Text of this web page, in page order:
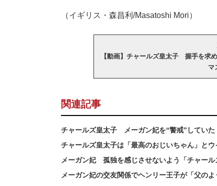
（イギリス・森昌利/Masatoshi Mori）
【動画】チャールズ皇太子 握手を求
マ
関連記事
チャールズ皇太子 メーガン妃を“警戒”してい
チャールズ皇太子は「最高のおじいちゃん」と
メーガン妃 孤独を感じさせないよう「チャー
メーガン妃の交友関係でヘンリー王子が「父の